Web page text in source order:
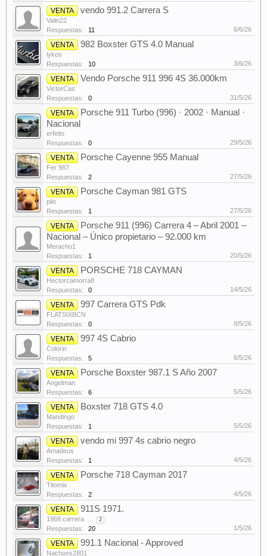
VENTA vendo 991.2 Carrera S
Valin22
Respuestas:
11 6/6/26
VENTA 982 Boxster GTS 4.0 Manual
lykos
Respuestas:
10 3/6/26
VENTA Vendo Porsche 911 996 4S 36.000km
VictorCas
Respuestas:
0 31/5/26
VENTA
Porsche 911 Turbo (996) · 2002 · Manual ·
Nacional
erfeito
Respuestas:
0 29/5/26
VENTA Porsche Cayenne 955 Manual
Fer 987
Respuestas:
2 27/5/26
VENTA Porsche Cayman 981 GTS
pilo
Respuestas:
1 27/5/26
VENTA
Porsche 911 (996) Carrera 4 – Abril 2001 –
Nacional – Único propietario – 92.000 km
Meracho1
Respuestas:
1 20/5/26
VENTA PORSCHE 718 CAYMAN
Hectorcamorra8
Respuestas:
0 14/5/26
VENTA 997 Carrera GTS Pdk
FLATSIXBCN
Respuestas:
0 8/5/26
VENTA 997 4S Cabrio
Colorin
Respuestas:
5 6/5/26
VENTA Porsche Boxster 987.1 S Año 2007
Angelman
Respuestas:
6 5/5/26
VENTA Boxster 718 GTS 4.0
Mandingo
Respuestas:
1 5/5/26
VENTA vendo mi 997 4s cabrio negro
Amadeus
Respuestas:
1 4/5/26
VENTA Porsche 718 Cayman 2017
Titomix
Respuestas:
2 4/5/26
VENTA 911S 1971.
1969.carrera ... 2
Respuestas: 20 1/5/26
VENTA 991.1 Nacional - Approved
Nachoes2801